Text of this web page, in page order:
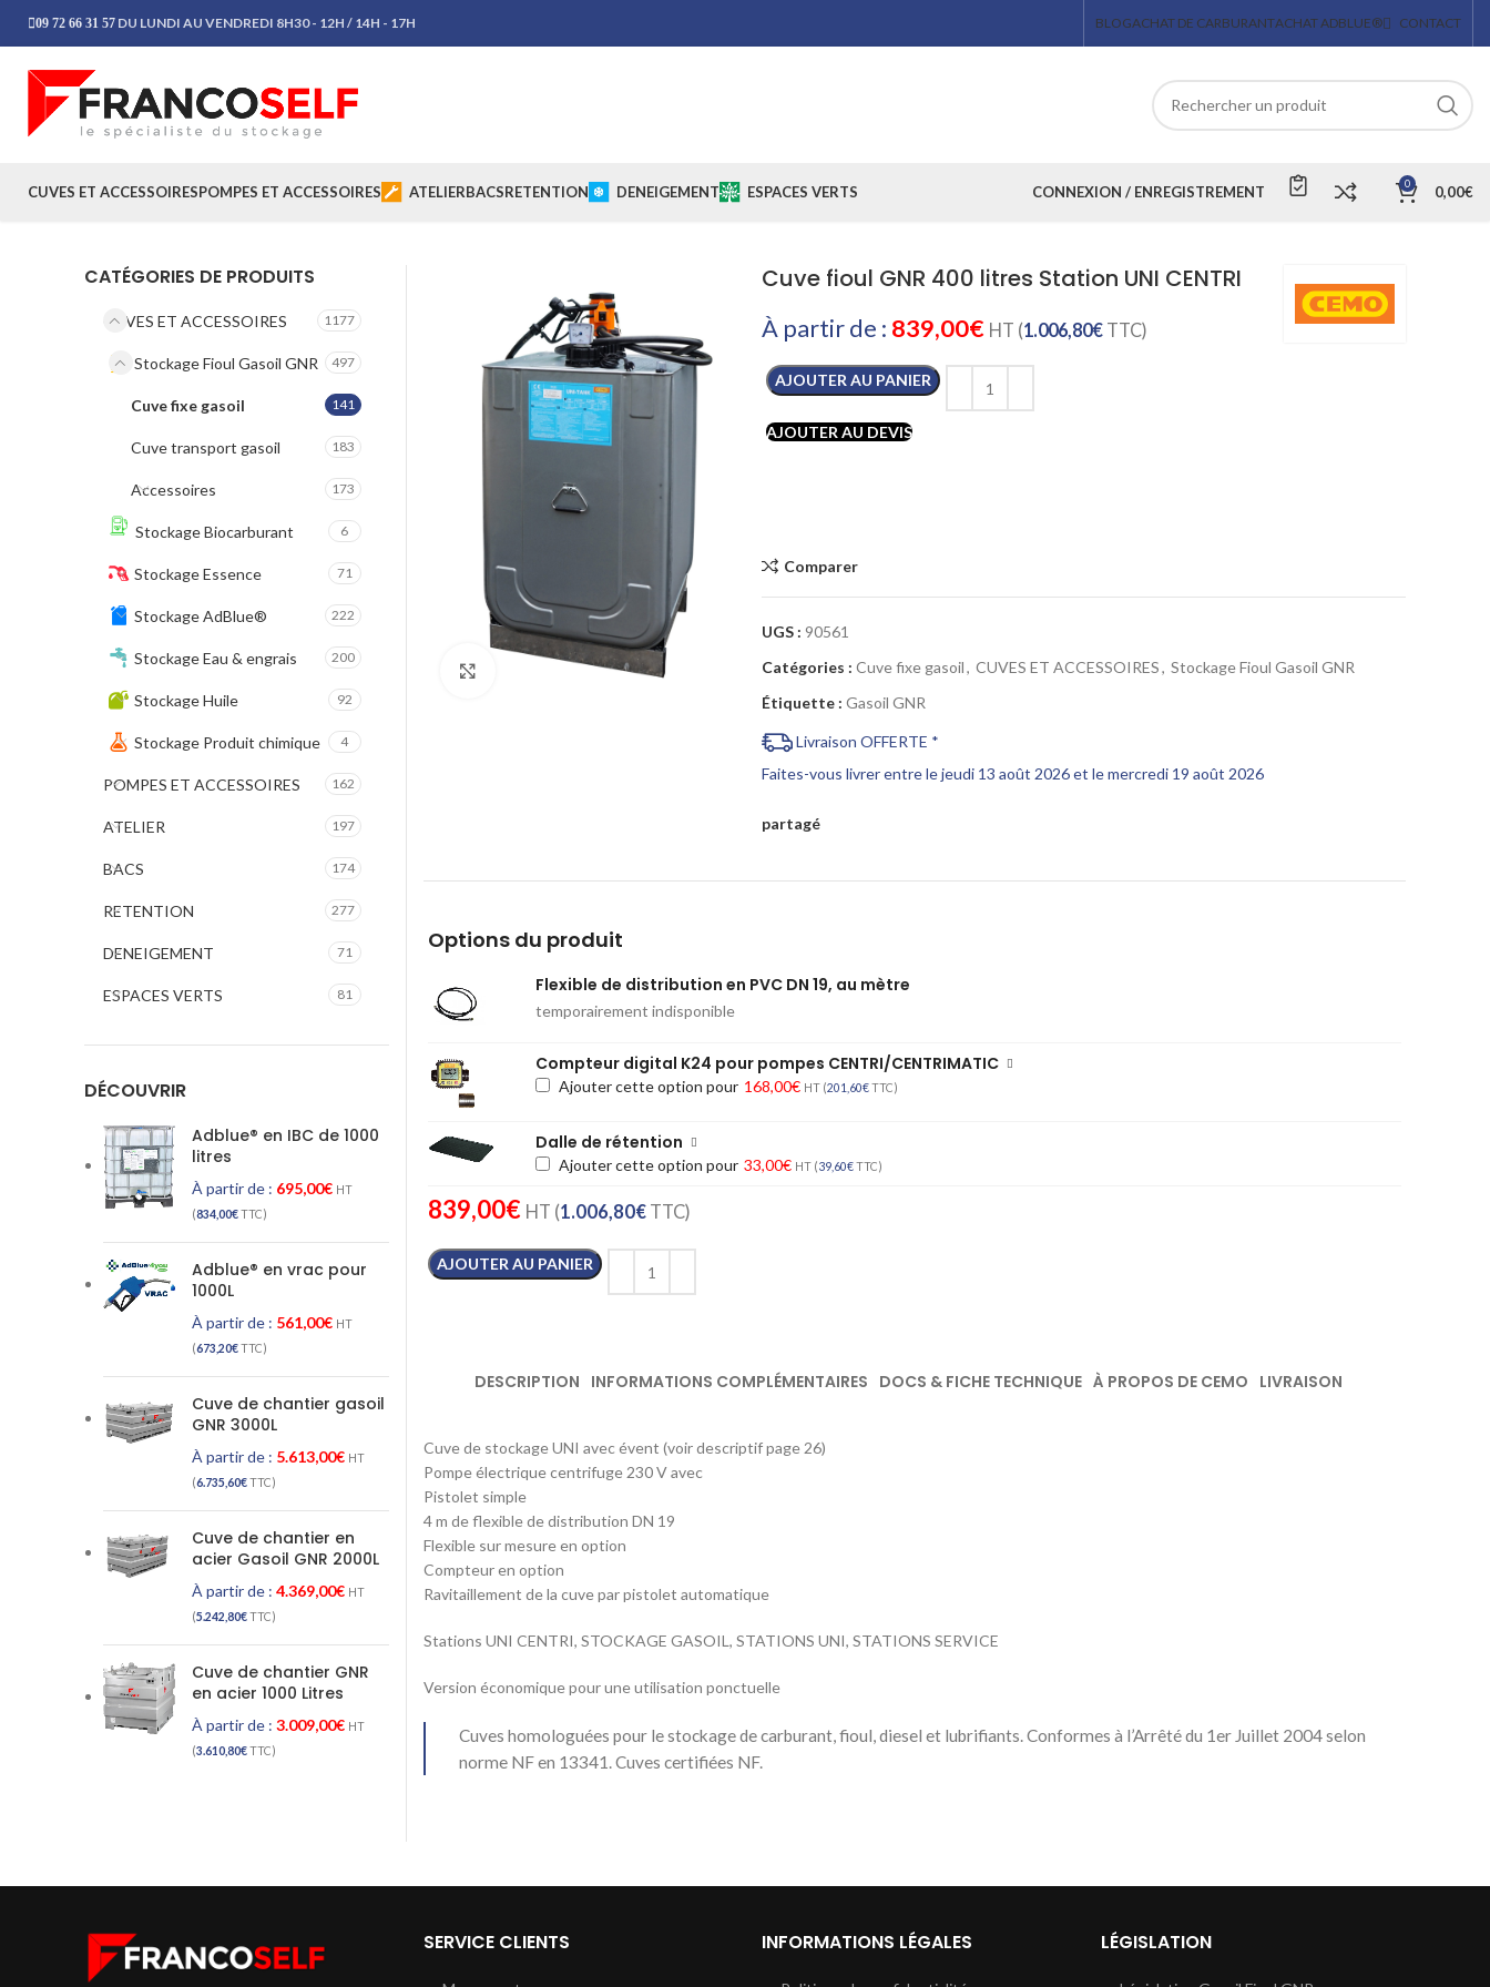
09 72 66 31 57 DU LUNDI AU VENDREDI 8H30 - 12H / 14H - 17H BLOGACHAT DE CARBURANTACHAT ADBLUE® CONTACT
CUVES ET ACCESSOIRESPOMPES ET ACCESSOIRES ATELIERBACSRETENTION DENEIGEMENT ESPACES VERTS CONNEXION / ENREGISTREMENT 0 0,00€
Cliquez pour agrandir
Cuve fioul GNR 400 litres Station UNI CENTRI
À partir de : 839,00€ HT (1.006,80€TTC)
AJOUTER AU PANIER
AJOUTER AU DEVIS
Comparer
UGS : 90561
Catégories : Cuve fixe gasoil, CUVES ET ACCESSOIRES, Stockage Fioul Gasoil GNR
Étiquette : Gasoil GNR
Livraison OFFERTE *
Faites-vous livrer entre le jeudi 13 août 2026 et le mercredi 19 août 2026
partagé
Options du produit
Flexible de distribution en PVC DN 19, au mètre
temporairement indisponible
Compteur digital K24 pour pompes CENTRI/CENTRIMATIC
Ajouter cette option pour 168,00€ HT (201,60€TTC)
Dalle de rétention
Ajouter cette option pour 33,00€ HT (39,60€TTC)
839,00€ HT (1.006,80€TTC)
AJOUTER AU PANIER
DESCRIPTION INFORMATIONS COMPLÉMENTAIRES DOCS & FICHE TECHNIQUE À PROPOS DE CEMO LIVRAISON
Cuve de stockage UNI avec évent (voir descriptif page 26)
Pompe électrique centrifuge 230 V avec
Pistolet simple
4 m de flexible de distribution DN 19
Flexible sur mesure en option
Compteur en option
Ravitaillement de la cuve par pistolet automatique
Stations UNI CENTRI, STOCKAGE GASOIL, STATIONS UNI, STATIONS SERVICE
Version économique pour une utilisation ponctuelle
Cuves homologuées pour le stockage de carburant, fioul, diesel et lubrifiants. Conformes à l’Arrêté du 1er Juillet 2004 selon
norme NF en 13341. Cuves certifiées NF.
CATÉGORIES DE PRODUITS
CUVES ET ACCESSOIRES 1177
Stockage Fioul Gasoil GNR 497
Cuve fixe gasoil 141
Cuve transport gasoil 183
Accessoires 173
Stockage Biocarburant 6
Stockage Essence 71
Stockage AdBlue® 222
Stockage Eau & engrais 200
Stockage Huile 92
Stockage Produit chimique 4
POMPES ET ACCESSOIRES 162
ATELIER 197
BACS 174
RETENTION 277
DENEIGEMENT 71
ESPACES VERTS 81
DÉCOUVRIR
Adblue® en IBC de 1000
litres
À partir de : 695,00€ HT
(834,00€TTC)
Adblue® en vrac pour
1000L
À partir de : 561,00€ HT
(673,20€TTC)
Cuve de chantier gasoil
GNR 3000L
À partir de : 5.613,00€ HT
(6.735,60€TTC)
Cuve de chantier en
acier Gasoil GNR 2000L
À partir de : 4.369,00€ HT
(5.242,80€TTC)
Cuve de chantier GNR
en acier 1000 Litres
À partir de : 3.009,00€ HT
(3.610,80€TTC)
SERVICE CLIENTS INFORMATIONS LÉGALES LÉGISLATION